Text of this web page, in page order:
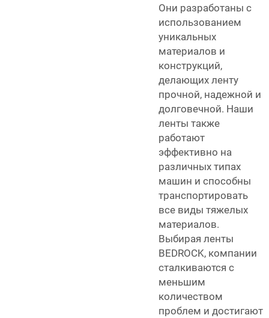
Они разработаны с
использованием
уникальных
материалов и
конструкций,
делающих ленту
прочной, надежной и
долговечной. Наши
ленты также
работают
эффективно на
различных типах
машин и способны
транспортировать
все виды тяжелых
материалов.
Выбирая ленты
BEDROCK, компании
сталкиваются с
меньшим
количеством
проблем и достигают